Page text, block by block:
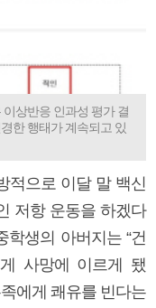
상반응 인과성 평가 결
한 행태가 계속되고 있
적으로 이달 말 백신
저항 운동을 하겠다
학생의 아버지는 “건
사망에 이르게 됐
에게 쾌유를 빈다는